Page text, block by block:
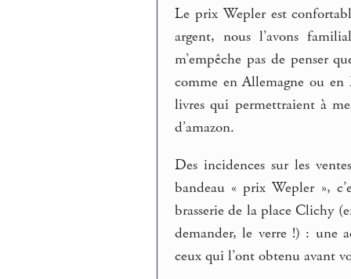
Le prix Wepler est
argent, nous l’avons
m’empêche pas de penser
comme en Allemagne ou en
livres qui permettraient à
d’amazon.
Des incidences sur les
bandeau « prix Wepler »,
brasserie de la place Clichy
demander, le verre !) : une
ceux qui l’ont obtenu avant